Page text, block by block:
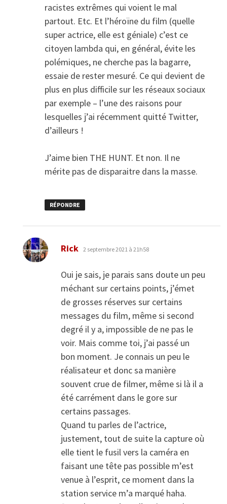
racistes extrêmes qui voient le mal
partout. Etc. Et l’héroïne du film (quelle
super actrice, elle est géniale) c’est ce
citoyen lambda qui, en général, évite les
polémiques, ne cherche pas la bagarre,
essaie de rester mesuré. Ce qui devient de
plus en plus difficile sur les réseaux sociaux
par exemple – l’une des raisons pour
lesquelles j’ai récemment quitté Twitter,
d’ailleurs !
J’aime bien THE HUNT. Et non. Il ne
mérite pas de disparaitre dans la masse.
RÉPONDRE
Rick dit :
2 septembre 2021 à 21h58
Oui je sais, je parais sans doute un peu
méchant sur certains points, j’émet
de grosses réserves sur certains
messages du film, même si second
degré il y a, impossible de ne pas le
voir. Mais comme toi, j’ai passé un
bon moment. Je connais un peu le
réalisateur et donc sa manière
souvent crue de filmer, même si là il a
été carrément dans le gore sur
certains passages.
Quand tu parles de l’actrice,
justement, tout de suite la capture où
elle tient le fusil vers la caméra en
faisant une tête pas possible m’est
venue à l’esprit, ce moment dans la
station service m’a marqué haha.